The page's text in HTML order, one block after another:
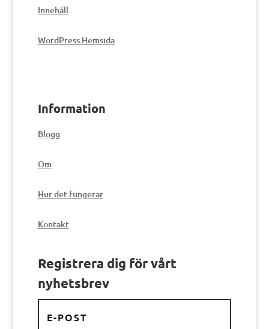
Innehåll
WordPress Hemsida
Information
Blogg
Om
Hur det fungerar
Kontakt
Registrera dig för vårt
nyhetsbrev